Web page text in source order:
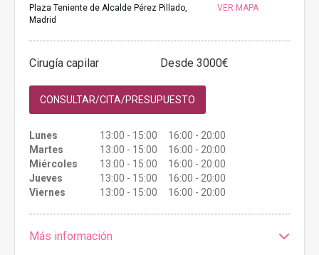
Plaza Teniente de Alcalde Pérez Pillado,
Madrid
VER MAPA
Cirugía capilar Desde 3000€
CONSULTAR/CITA/PRESUPUESTO
Lunes
13:00 - 15:00 16:00 - 20:00
Martes
13:00 - 15:00 16:00 - 20:00
Miércoles
13:00 - 15:00 16:00 - 20:00
Jueves
13:00 - 15:00 16:00 - 20:00
Viernes
13:00 - 15:00 16:00 - 20:00
Más información